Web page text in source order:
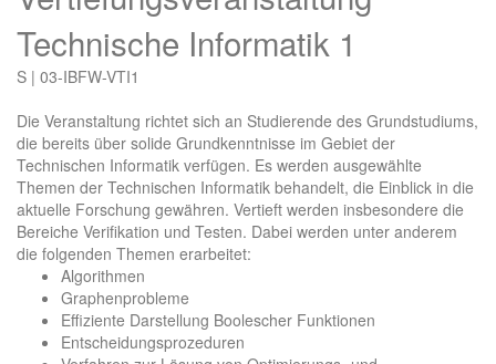
Technische Informatik 1
S | 03-IBFW-VTI1
Die Veranstaltung richtet sich an Studierende des Grundstudiums,
die bereits über solide Grundkenntnisse im Gebiet der
Technischen Informatik verfügen. Es werden ausgewählte
Themen der Technischen Informatik behandelt, die Einblick in die
aktuelle Forschung gewähren. Vertieft werden insbesondere die
Bereiche Verifikation und Testen. Dabei werden unter anderem
die folgenden Themen erarbeitet:
Algorithmen
Graphenprobleme
Effiziente Darstellung Boolescher Funktionen
Entscheidungsprozeduren